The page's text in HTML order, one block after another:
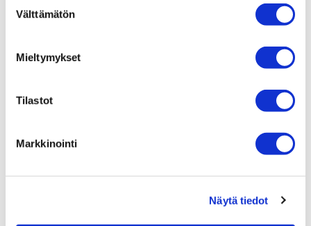
valinta
Välttämätön
Mieltymykset
Tilastot
Markkinointi
Näytä tiedot
tukeminen autismikirjossa
fysioterapeuttina lasten, nuorten ja
nuorten aikuisten kanssa. Asiakkaillani on